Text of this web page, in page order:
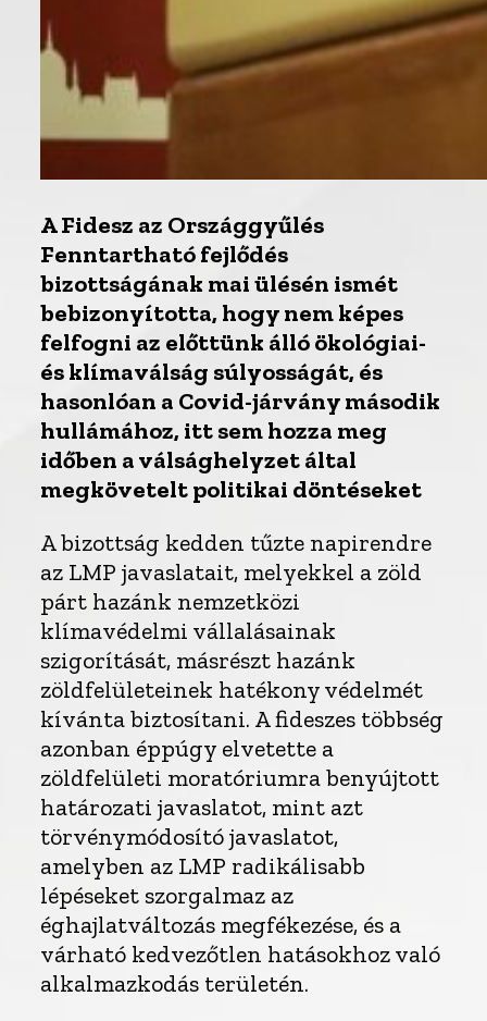
A Fidesz az Országgyűlés
Fenntartható fejlődés
bizottságának mai ülésén ismét
bebizonyította, hogy nem képes
felfogni az előttünk álló ökológiai-
és klímaválság súlyosságát, és
hasonlóan a Covid-járvány második
hullámához, itt sem hozza meg
időben a válsághelyzet által
megkövetelt politikai döntéseket
A bizottság kedden tűzte napirendre
az LMP javaslatait, melyekkel a zöld
párt hazánk nemzetközi
klímavédelmi vállalásainak
szigorítását, másrészt hazánk
zöldfelületeinek hatékony védelmét
kívánta biztosítani. A fideszes többség
azonban éppúgy elvetette a
zöldfelületi moratóriumra benyújtott
határozati javaslatot, mint azt
törvénymódosító javaslatot,
amelyben az LMP radikálisabb
lépéseket szorgalmaz az
éghajlatváltozás megfékezése, és a
várható kedvezőtlen hatásokhoz való
alkalmazkodás területén.